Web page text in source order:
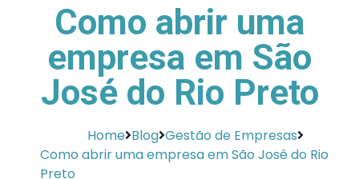
Como abrir uma
empresa em São
José do Rio Preto
Home Blog Gestão de Empresas
Como abrir uma empresa em São José do Rio
Preto